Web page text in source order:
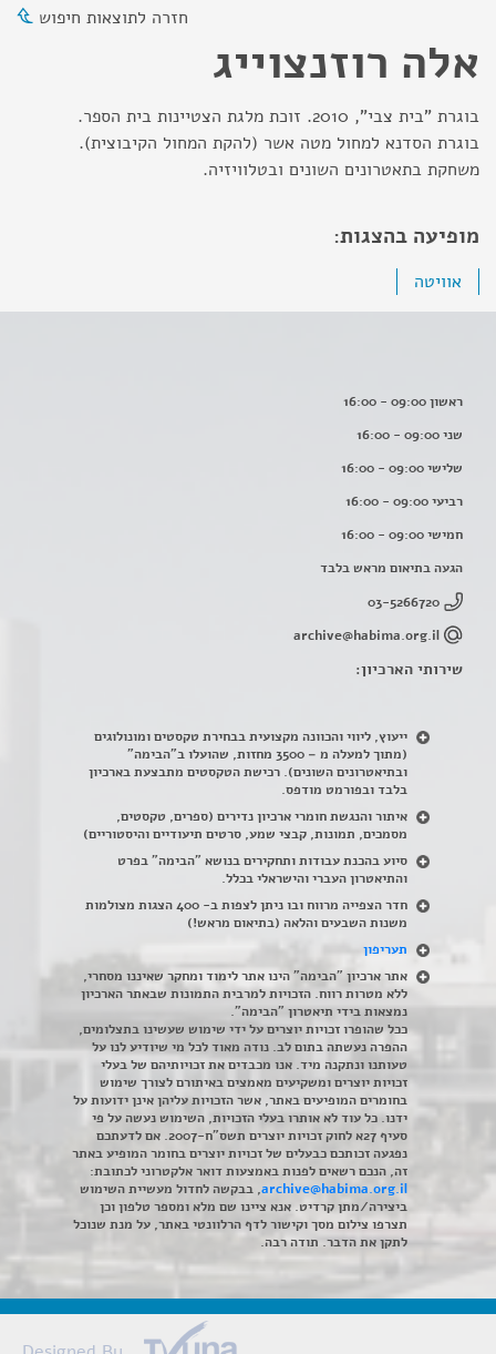
חזרה לתוצאות חיפוש
אלה רוזנצוייג
בוגרת "בית צבי", 2010. זוכת מלגת הצטיינות בית הספר.
בוגרת הסדנא למחול מטה אשר (להקת המחול הקיבוצית).
משחקת בתאטרונים השונים ובטלוויזיה.
מופיעה בהצגות:
אוויטה
ראשון 09:00 - 16:00
שני 09:00 - 16:00
שלישי 09:00 - 16:00
רביעי 09:00 - 16:00
חמישי 09:00 - 16:00
הגעה בתיאום מראש בלבד
03-5266720
archive@habima.org.il
שירותי הארכיון:
ייעוץ, ליווי והכוונה מקצועית בבחירת טקסטים ומונולוגים
(מתוך למעלה מ – 3500 מחזות, שהועלו ב"הבימה"
ובתיאטרונים השונים). רכישת הטקסטים מתבצעת בארכיון
בלבד ובפורמט מודפס.
איתור והנגשת חומרי ארכיון נדירים (ספרים, טקסטים,
מסמכים, תמונות, קבצי שמע, סרטים תיעודיים והיסטוריים)
סיוע בהכנת עבודות ותחקירים בנושא "הבימה" בפרט
והתיאטרון העברי והישראלי בכלל.
חדר הצפייה מרווח ובו ניתן לצפות ב- 400 הצגות מצולמות
משנות השבעים והלאה (בתיאום מראש!)
תעריפון
אתר ארכיון "הבימה" הינו אתר לימוד ומחקר שאיננו מסחרי,
ללא מטרות רווח. הזכויות למרבית התמונות שבאתר הארכיון
נמצאות בידי תיאטרון "הבימה".
ככל שהופרו זכויות יוצרים על ידי שימוש שעשינו בתצלומים,
ההפרה נעשתה בתום לב. נודה מאוד לכל מי שיודיע לנו על
טעותנו ונתקנה מיד. אנו מכבדים את זכויותיהם של בעלי
זכויות יוצרים ומשקיעים מאמצים באיתורם לצורך שימוש
בחומרים המופיעים באתר, אשר הזכויות עליהן אינן ידועות על
ידנו. כל עוד לא אותרו בעלי הזכויות, השימוש נעשה על פי
סעיף 27א לחוק זכויות יוצרים תשס"ח-2007. אם לדעתכם
נפגעה זכותכם כבעלים של זכויות יוצרים בחומר המופיע באתר
זה, הנכם רשאים לפנות באמצעות דואר אלקטרוני לכתובת:
archive@habima.org.il, בבקשה לחדול מעשיית השימוש
ביצירה/מתן קרדיט. אנא ציינו שם מלא ומספר טלפון וכן
תצרפו צילום מסך וקישור לדף הרלוונטי באתר, על מנת שנוכל
לתקן את הדבר. תודה רבה.